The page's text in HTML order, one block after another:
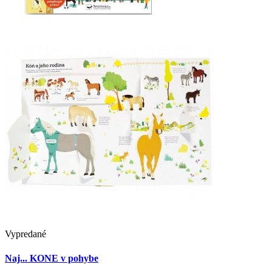
Vypredané
Naj... KONE v pohybe